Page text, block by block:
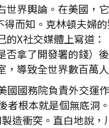
界輿論。在美國，
而知。克林頓夫婦
X社交媒體上寫道
拿了開發署的錢）
導致全世界數百萬
國務院負責外交
根本就是個無底
造衝突。直白地說